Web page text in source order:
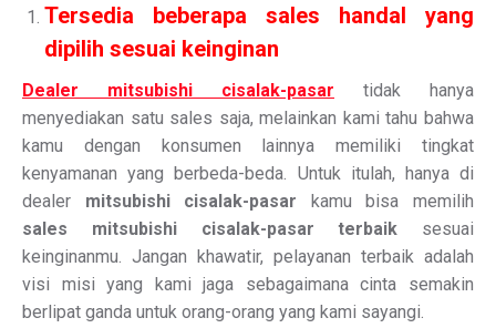
Tersedia beberapa sales handal yang
dipilih sesuai keinginan
Dealer mitsubishi cisalak-pasar tidak hanya
menyediakan satu sales saja, melainkan kami tahu bahwa
kamu dengan konsumen lainnya memiliki tingkat
kenyamanan yang berbeda-beda. Untuk itulah, hanya di
dealer mitsubishi cisalak-pasar kamu bisa memilih
sales mitsubishi cisalak-pasar terbaik sesuai
keinginanmu. Jangan khawatir, pelayanan terbaik adalah
visi misi yang kami jaga sebagaimana cinta semakin
berlipat ganda untuk orang-orang yang kami sayangi.